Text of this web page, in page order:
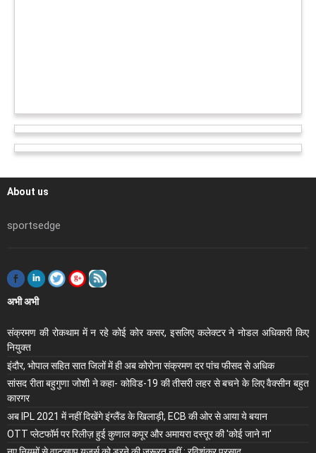
About us
sportsedge
अभी अभी
संक्रमण की रोकथाम में न रहे कोई कोर कसर, इसलिए कलेक्‍टर ने नोडल अधिकारी किए
नियुक्‍त
इंदौर, भोपाल सहित सात जिलों में ही अब कोरोना संक्रमण दर पांच फीसद से अधिक
सांसद रीता बहुगुणा जोशी ने कहा- कोविड-19 की तीसरी लहर से बचने के लिए वैक्सीन बहुत
कारगर
अब IPL 2021 में नहीं दिखेंगे इंग्लैंड के खिलाड़ी, ECB की ओर से आया ये बयान
OTT प्लेटफॉर्म पर रिलीज़ हुई कुणाल कपूर और अमायरा दस्तूर की 'कोई जाने ना'